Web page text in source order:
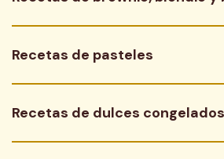
Recetas de pasteles
Recetas de dulces congelados